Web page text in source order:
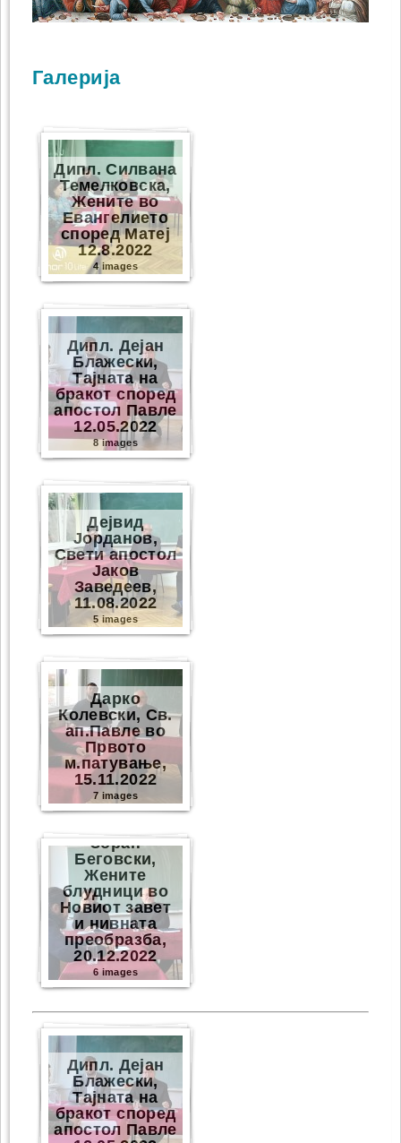
Галерија
Дипл. Силвана
Темелковска,
Жените во
Евангелието
според Матеј
12.8.2022
4 images
Дипл. Дејан
Блажески,
Тајната на
бракот според
апостол Павле
12.05.2022
8 images
Дејвид
Јорданов,
Свети апостол
Јаков
Заведеев,
11.08.2022
5 images
Дарко
Колевски, Св.
ап.Павле во
Првото
м.патување,
15.11.2022
7 images
Зоран
Беговски,
Жените
блудници во
Новиот завет
и нивната
преобразба,
20.12.2022
6 images
Дипл. Дејан
Блажески,
Тајната на
бракот според
апостол Павле